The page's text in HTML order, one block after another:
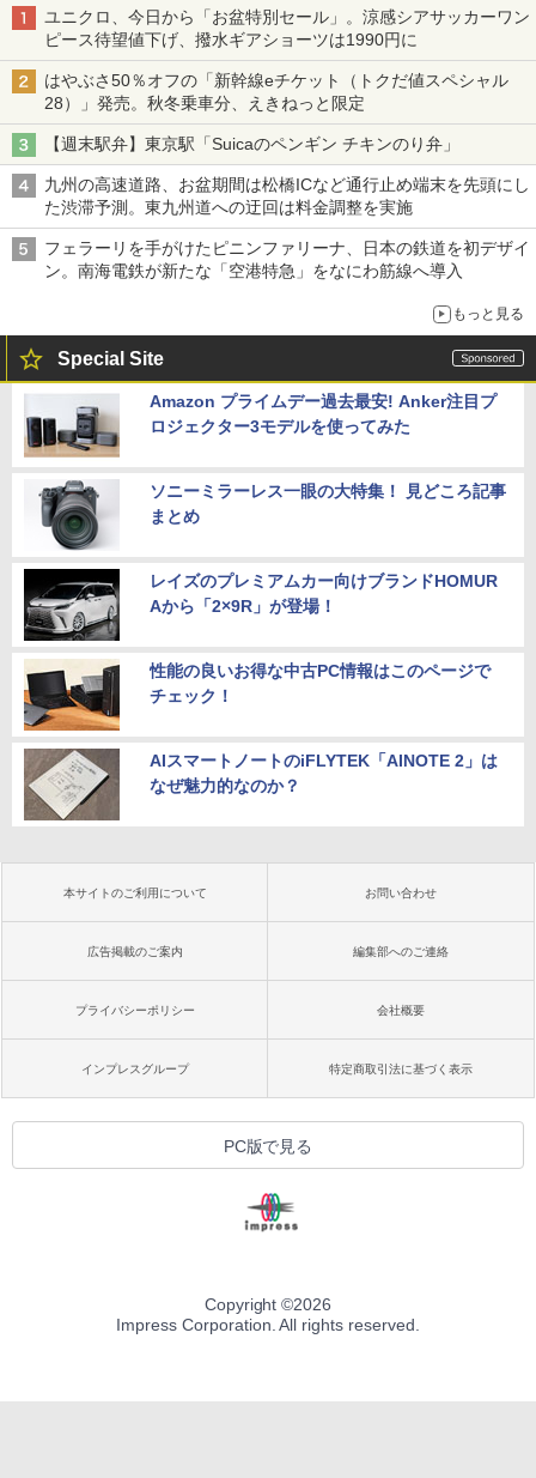
ユニクロ、今日から「お盆特別セール」。涼感シアサッカーワン
ピース待望値下げ、撥水ギアショーツは1990円に
はやぶさ50％オフの「新幹線eチケット（トクだ値スペシャル
28）」発売。秋冬乗車分、えきねっと限定
【週末駅弁】東京駅「Suicaのペンギン チキンのり弁」
九州の高速道路、お盆期間は松橋ICなど通行止め端末を先頭にし
た渋滞予測。東九州道への迂回は料金調整を実施
フェラーリを手がけたピニンファリーナ、日本の鉄道を初デザイ
ン。南海電鉄が新たな「空港特急」をなにわ筋線へ導入
もっと見る
Special Site
Amazon プライムデー過去最安! Anker注目プ
ロジェクター3モデルを使ってみた
ソニーミラーレス一眼の大特集！ 見どころ記事
まとめ
レイズのプレミアムカー向けブランドHOMUR
Aから「2×9R」が登場！
性能の良いお得な中古PC情報はこのページで
チェック！
AIスマートノートのiFLYTEK「AINOTE 2」は
なぜ魅力的なのか？
本サイトのご利用について お問い合わせ
広告掲載のご案内 編集部へのご連絡
プライバシーポリシー 会社概要
インプレスグループ 特定商取引法に基づく表示
PC版で見る
Copyright ©2026
Impress Corporation. All rights reserved.